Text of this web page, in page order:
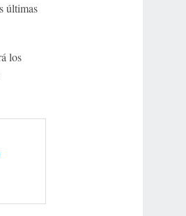
últimas
los